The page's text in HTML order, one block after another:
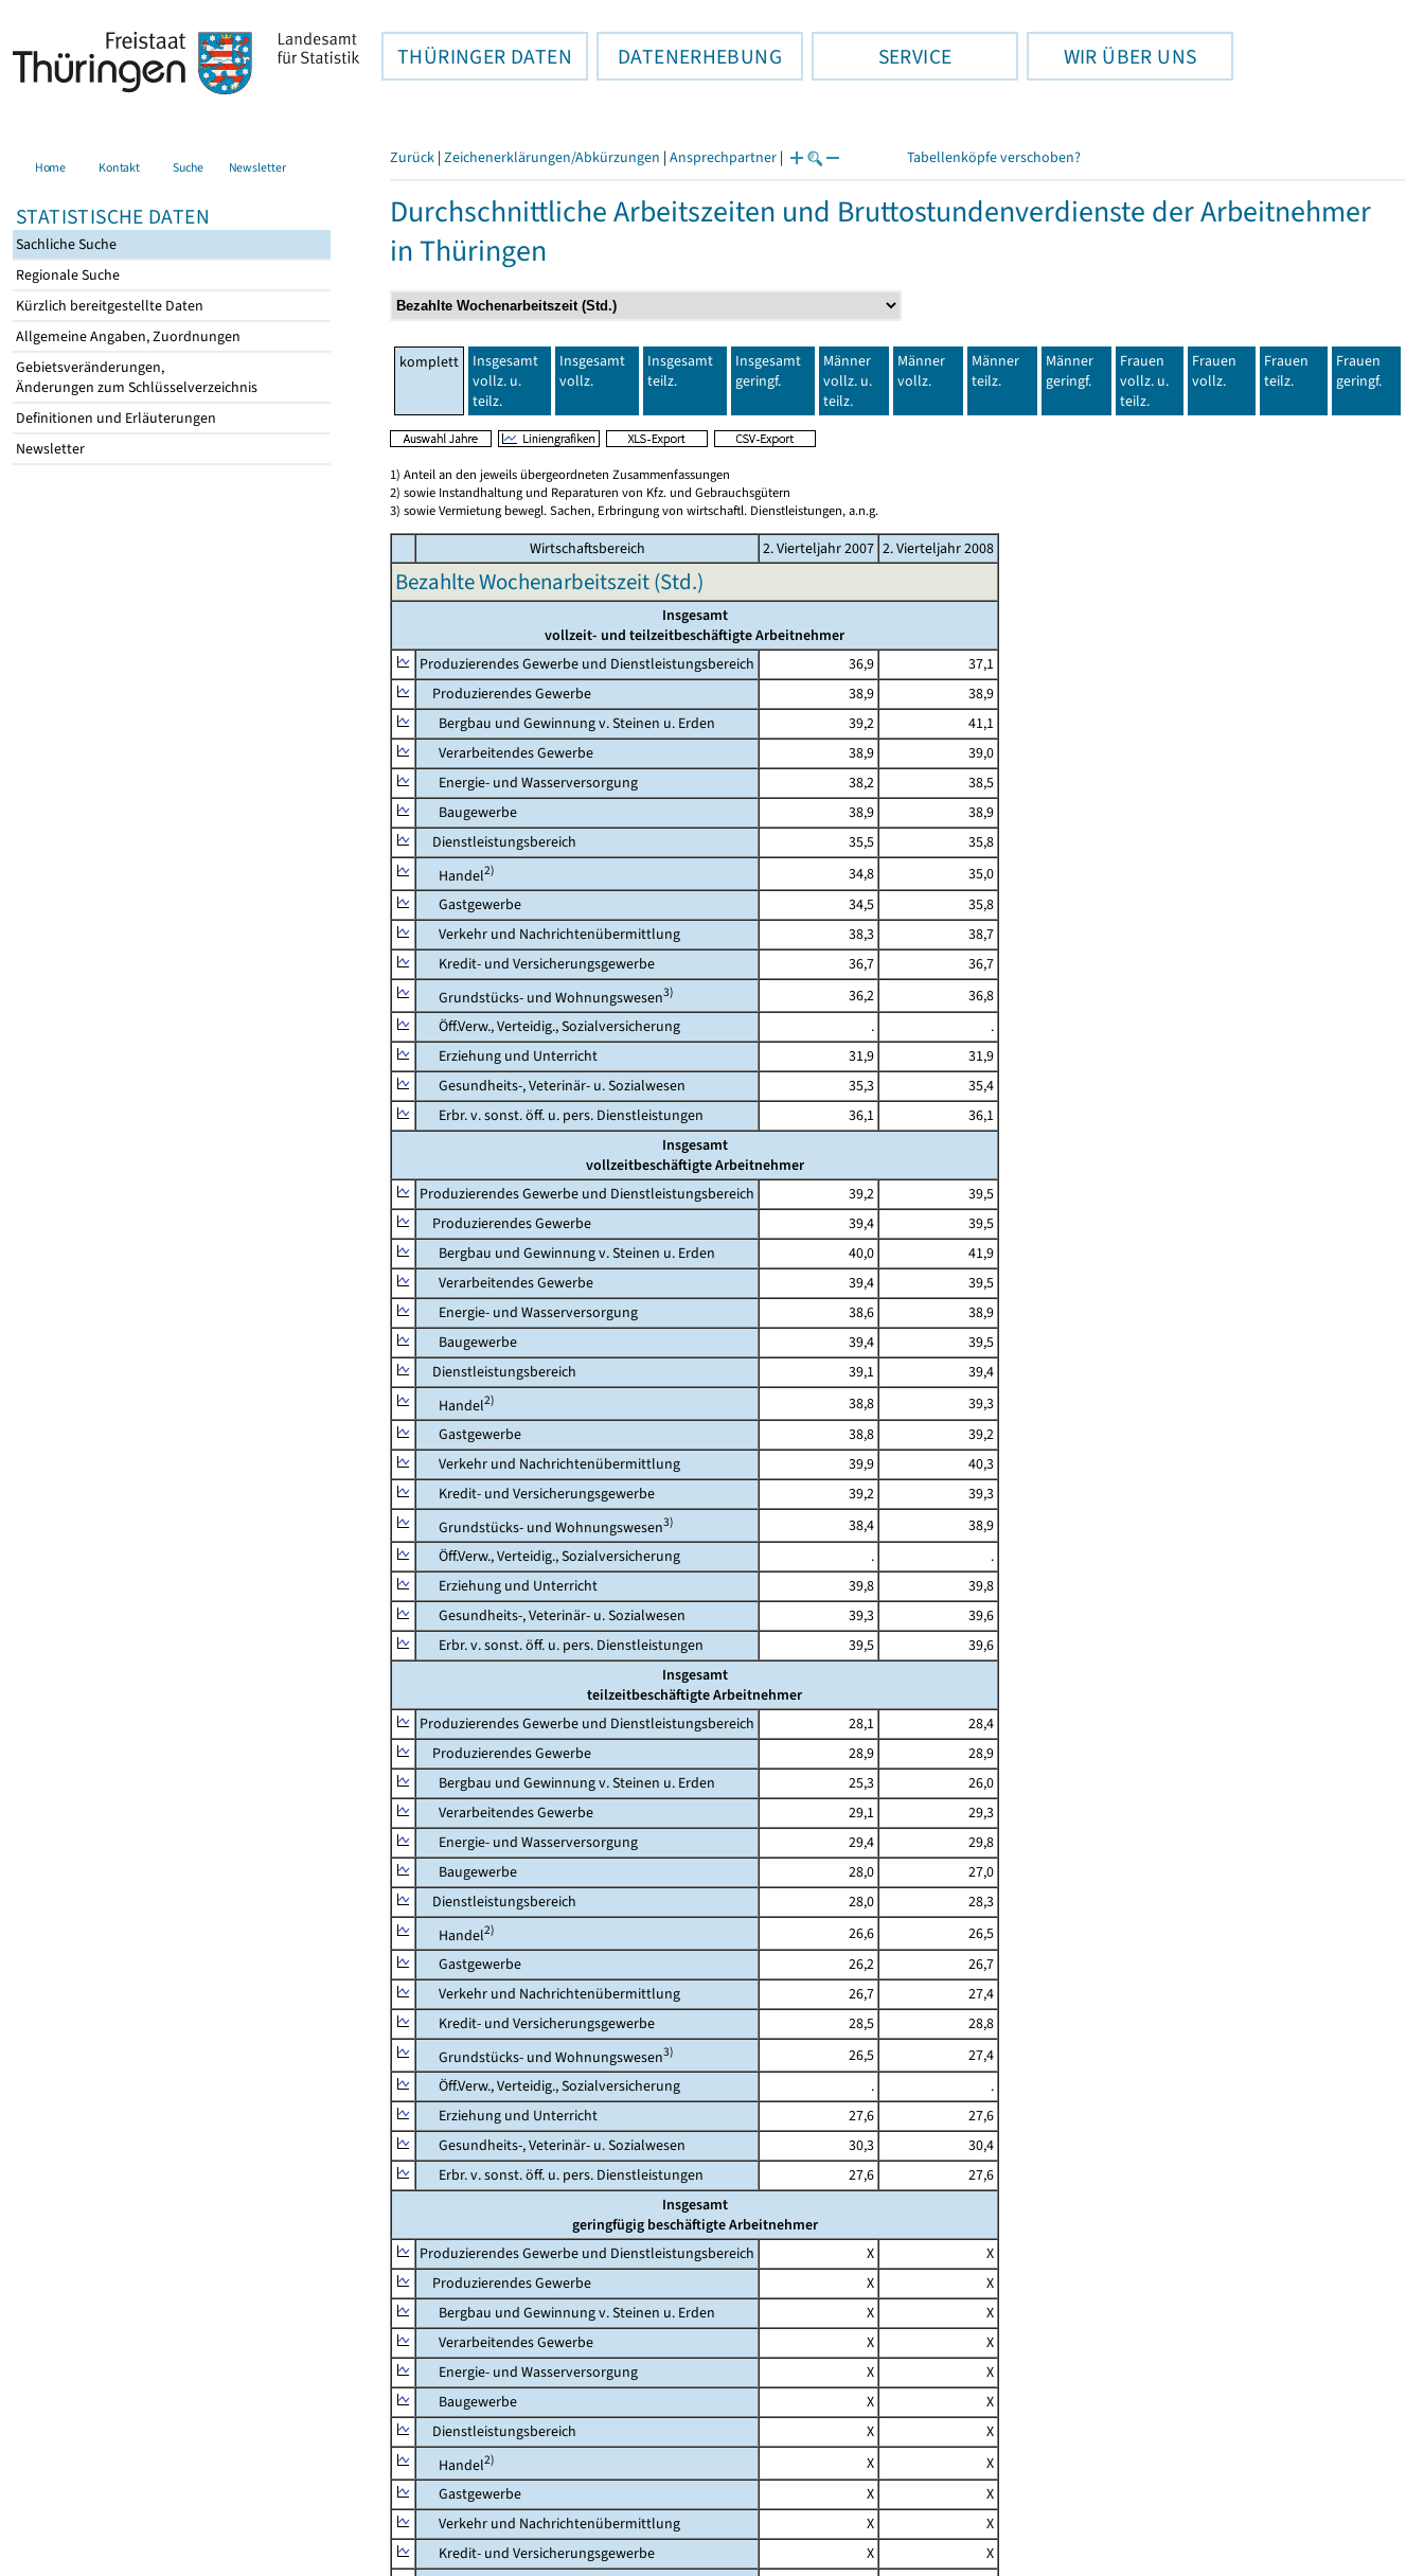
THÜRINGER DATEN DATENERHEBUNG SERVICE WIR ÜBER UNS
Home Kontakt Suche Newsletter
STATISTISCHE DATEN
Sachliche Suche
Regionale Suche
Kürzlich bereitgestellte Daten
Allgemeine Angaben, Zuordnungen
Gebietsveränderungen,
Änderungen zum Schlüsselverzeichnis
Definitionen und Erläuterungen
Newsletter
Zurück | Zeichenerklärungen/Abkürzungen | Ansprechpartner | Tabellenköpfe verschoben?
Durchschnittliche Arbeitszeiten und Bruttostundenverdienste der Arbeitnehmer
in Thüringen
komplett
Insgesamt
vollz. u.
teilz.
Insgesamt
vollz.
Insgesamt
teilz.
Insgesamt
geringf.
Männer
vollz. u.
teilz.
Männer
vollz.
Männer
teilz.
Männer
geringf.
Frauen
vollz. u.
teilz.
Frauen
vollz.
Frauen
teilz.
Frauen
geringf.
1) Anteil an den jeweils übergeordneten Zusammenfassungen
2) sowie Instandhaltung und Reparaturen von Kfz. und Gebrauchsgütern
3) sowie Vermietung bewegl. Sachen, Erbringung von wirtschaftl. Dienstleistungen, a.n.g.
Wirtschaftsbereich 2. Vierteljahr 2007 2. Vierteljahr 2008
Bezahlte Wochenarbeitszeit (Std.)
Insgesamt
vollzeit- und teilzeitbeschäftigte Arbeitnehmer
Produzierendes Gewerbe und Dienstleistungsbereich
36,9
37,1
Produzierendes Gewerbe
38,9
38,9
Bergbau und Gewinnung v. Steinen u. Erden
39,2
41,1
Verarbeitendes Gewerbe
38,9
39,0
Energie- und Wasserversorgung
38,2
38,5
Baugewerbe
38,9
38,9
Dienstleistungsbereich
35,5
35,8
Handel2) 34,8
35,0
Gastgewerbe
34,5
35,8
Verkehr und Nachrichtenübermittlung
38,3
38,7
Kredit- und Versicherungsgewerbe
36,7
36,7
Grundstücks- und Wohnungswesen3) 36,2
36,8
Öff.Verw., Verteidig., Sozialversicherung
.
.
Erziehung und Unterricht
31,9
31,9
Gesundheits-, Veterinär- u. Sozialwesen
35,3
35,4
Erbr. v. sonst. öff. u. pers. Dienstleistungen
36,1
36,1
Insgesamt
vollzeitbeschäftigte Arbeitnehmer
Produzierendes Gewerbe und Dienstleistungsbereich
39,2
39,5
Produzierendes Gewerbe
39,4
39,5
Bergbau und Gewinnung v. Steinen u. Erden
40,0
41,9
Verarbeitendes Gewerbe
39,4
39,5
Energie- und Wasserversorgung
38,6
38,9
Baugewerbe
39,4
39,5
Dienstleistungsbereich
39,1
39,4
Handel2) 38,8
39,3
Gastgewerbe
38,8
39,2
Verkehr und Nachrichtenübermittlung
39,9
40,3
Kredit- und Versicherungsgewerbe
39,2
39,3
Grundstücks- und Wohnungswesen3) 38,4
38,9
Öff.Verw., Verteidig., Sozialversicherung
.
.
Erziehung und Unterricht
39,8
39,8
Gesundheits-, Veterinär- u. Sozialwesen
39,3
39,6
Erbr. v. sonst. öff. u. pers. Dienstleistungen
39,5
39,6
Insgesamt
teilzeitbeschäftigte Arbeitnehmer
Produzierendes Gewerbe und Dienstleistungsbereich
28,1
28,4
Produzierendes Gewerbe
28,9
28,9
Bergbau und Gewinnung v. Steinen u. Erden
25,3
26,0
Verarbeitendes Gewerbe
29,1
29,3
Energie- und Wasserversorgung
29,4
29,8
Baugewerbe
28,0
27,0
Dienstleistungsbereich
28,0
28,3
Handel2) 26,6
26,5
Gastgewerbe
26,2
26,7
Verkehr und Nachrichtenübermittlung
26,7
27,4
Kredit- und Versicherungsgewerbe
28,5
28,8
Grundstücks- und Wohnungswesen3) 26,5
27,4
Öff.Verw., Verteidig., Sozialversicherung
.
.
Erziehung und Unterricht
27,6
27,6
Gesundheits-, Veterinär- u. Sozialwesen
30,3
30,4
Erbr. v. sonst. öff. u. pers. Dienstleistungen
27,6
27,6
Insgesamt
geringfügig beschäftigte Arbeitnehmer
Produzierendes Gewerbe und Dienstleistungsbereich
X
X
Produzierendes Gewerbe
X
X
Bergbau und Gewinnung v. Steinen u. Erden
X
X
Verarbeitendes Gewerbe
X
X
Energie- und Wasserversorgung
X
X
Baugewerbe
X
X
Dienstleistungsbereich
X
X
Handel2) X
X
Gastgewerbe
X
X
Verkehr und Nachrichtenübermittlung
X
X
Kredit- und Versicherungsgewerbe
X
X